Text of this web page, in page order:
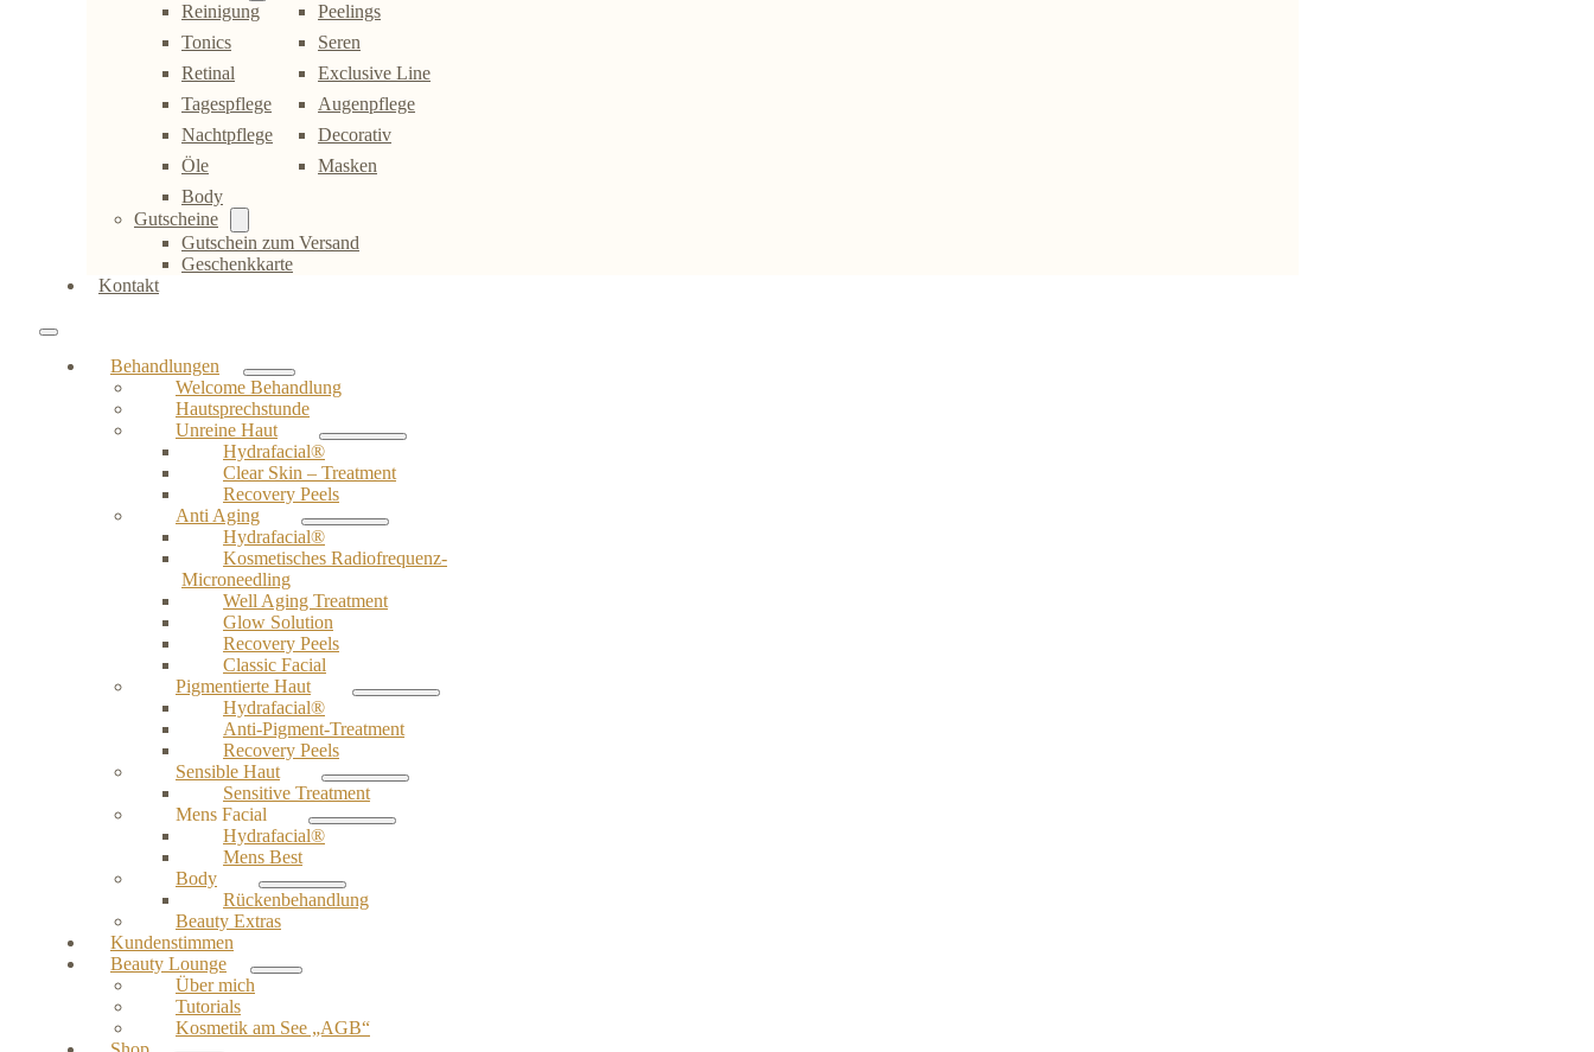
Reinigung
Peelings
Tonics
Seren
Retinal
Exclusive Line
Tagespflege
Augenpflege
Nachtpflege
Decorativ
Öle
Masken
Body
Gutscheine
Gutschein zum Versand
Geschenkkarte
Kontakt
Behandlungen
Welcome Behandlung
Hautsprechstunde
Unreine Haut
Hydrafacial®
Clear Skin – Treatment
Recovery Peels
Anti Aging
Hydrafacial®
Kosmetisches Radiofrequenz-
Microneedling
Well Aging Treatment
Glow Solution
Recovery Peels
Classic Facial
Pigmentierte Haut
Hydrafacial®
Anti-Pigment-Treatment
Recovery Peels
Sensible Haut
Sensitive Treatment
Mens Facial
Hydrafacial®
Mens Best
Body
Rückenbehandlung
Beauty Extras
Kundenstimmen
Beauty Lounge
Über mich
Tutorials
Kosmetik am See „AGB“